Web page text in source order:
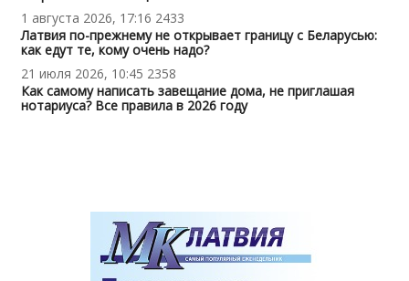
1 августа 2026, 17:16 2433
Латвия по-прежнему не открывает границу с Беларусью:
как едут те, кому очень надо?
21 июля 2026, 10:45 2358
Как самому написать завещание дома, не приглашая
нотариуса? Все правила в 2026 году